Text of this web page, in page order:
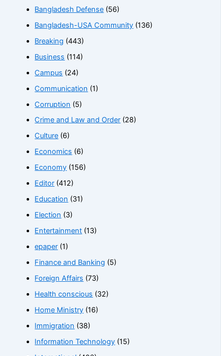
Bangladesh Defense (56)
Bangladesh-USA Community (136)
Breaking (443)
Business (114)
Campus (24)
Communication (1)
Corruption (5)
Crime and Law and Order (28)
Culture (6)
Economics (6)
Economy (156)
Editor (412)
Education (31)
Election (3)
Entertainment (13)
epaper (1)
Finance and Banking (5)
Foreign Affairs (73)
Health conscious (32)
Home Ministry (16)
Immigration (38)
Information Technology (15)